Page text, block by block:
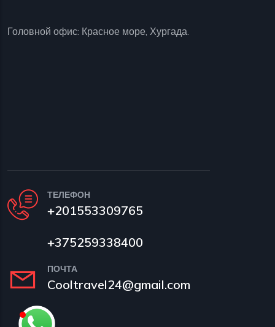
Головной офис: Красное море, Хургада.
ТЕЛЕФОН
+201553309765
+375259338400
ПОЧТА
Cooltravel24@gmail.com